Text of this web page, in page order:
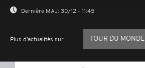
0%
Dernière MAJ: 30/12 - 11:45
Plus d'actualités sur TOUR DU MONDE